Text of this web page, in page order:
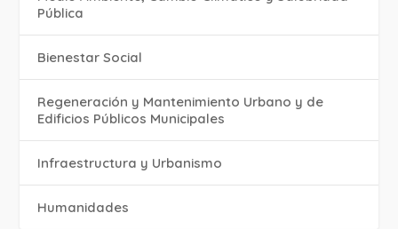
Pública
Bienestar Social
Regeneración y Mantenimiento Urbano y de
Edificios Públicos Municipales
Infraestructura y Urbanismo
Humanidades